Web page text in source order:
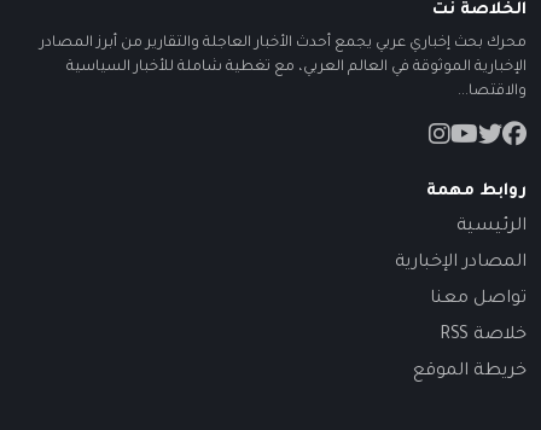
الخلاصة نت
محرك بحث إخباري عربي يجمع أحدث الأخبار العاجلة والتقارير من أبرز المصادر
الإخبارية الموثوقة في العالم العربي، مع تغطية شاملة للأخبار السياسية
والاقتصا...
روابط مهمة
الرئيسية
المصادر الإخبارية
تواصل معنا
خلاصة RSS
خريطة الموقع